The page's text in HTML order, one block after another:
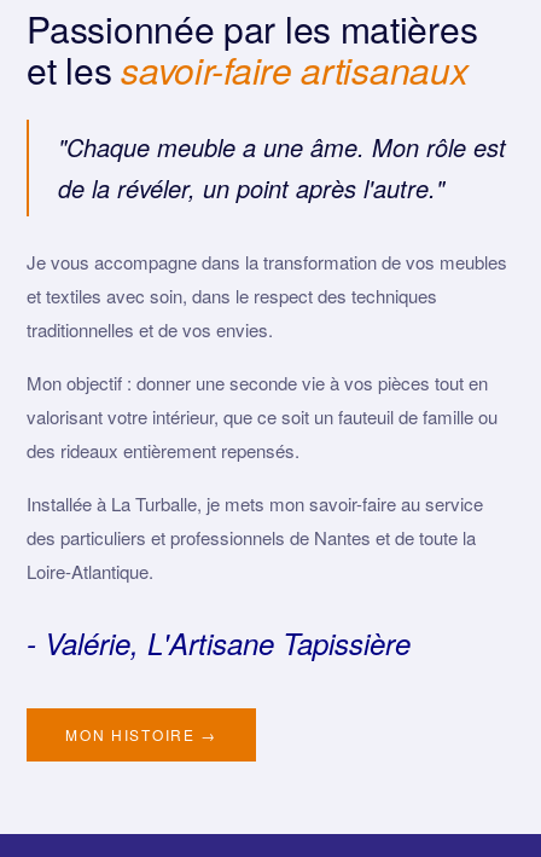
Passionnée par les matières
et lessavoir-faire artisanaux
"Chaque meuble a une âme. Mon rôle est
de la révéler, un point après l'autre."
Je vous accompagne dans la transformation de vos meubles
et textiles avec soin, dans le respect des techniques
traditionnelles et de vos envies.
Mon objectif : donner une seconde vie à vos pièces tout en
valorisant votre intérieur, que ce soit un fauteuil de famille ou
des rideaux entièrement repensés.
Installée à La Turballe, je mets mon savoir-faire au service
des particuliers et professionnels de Nantes et de toute la
Loire-Atlantique.
- Valérie, L'Artisane Tapissière
MON HISTOIRE →